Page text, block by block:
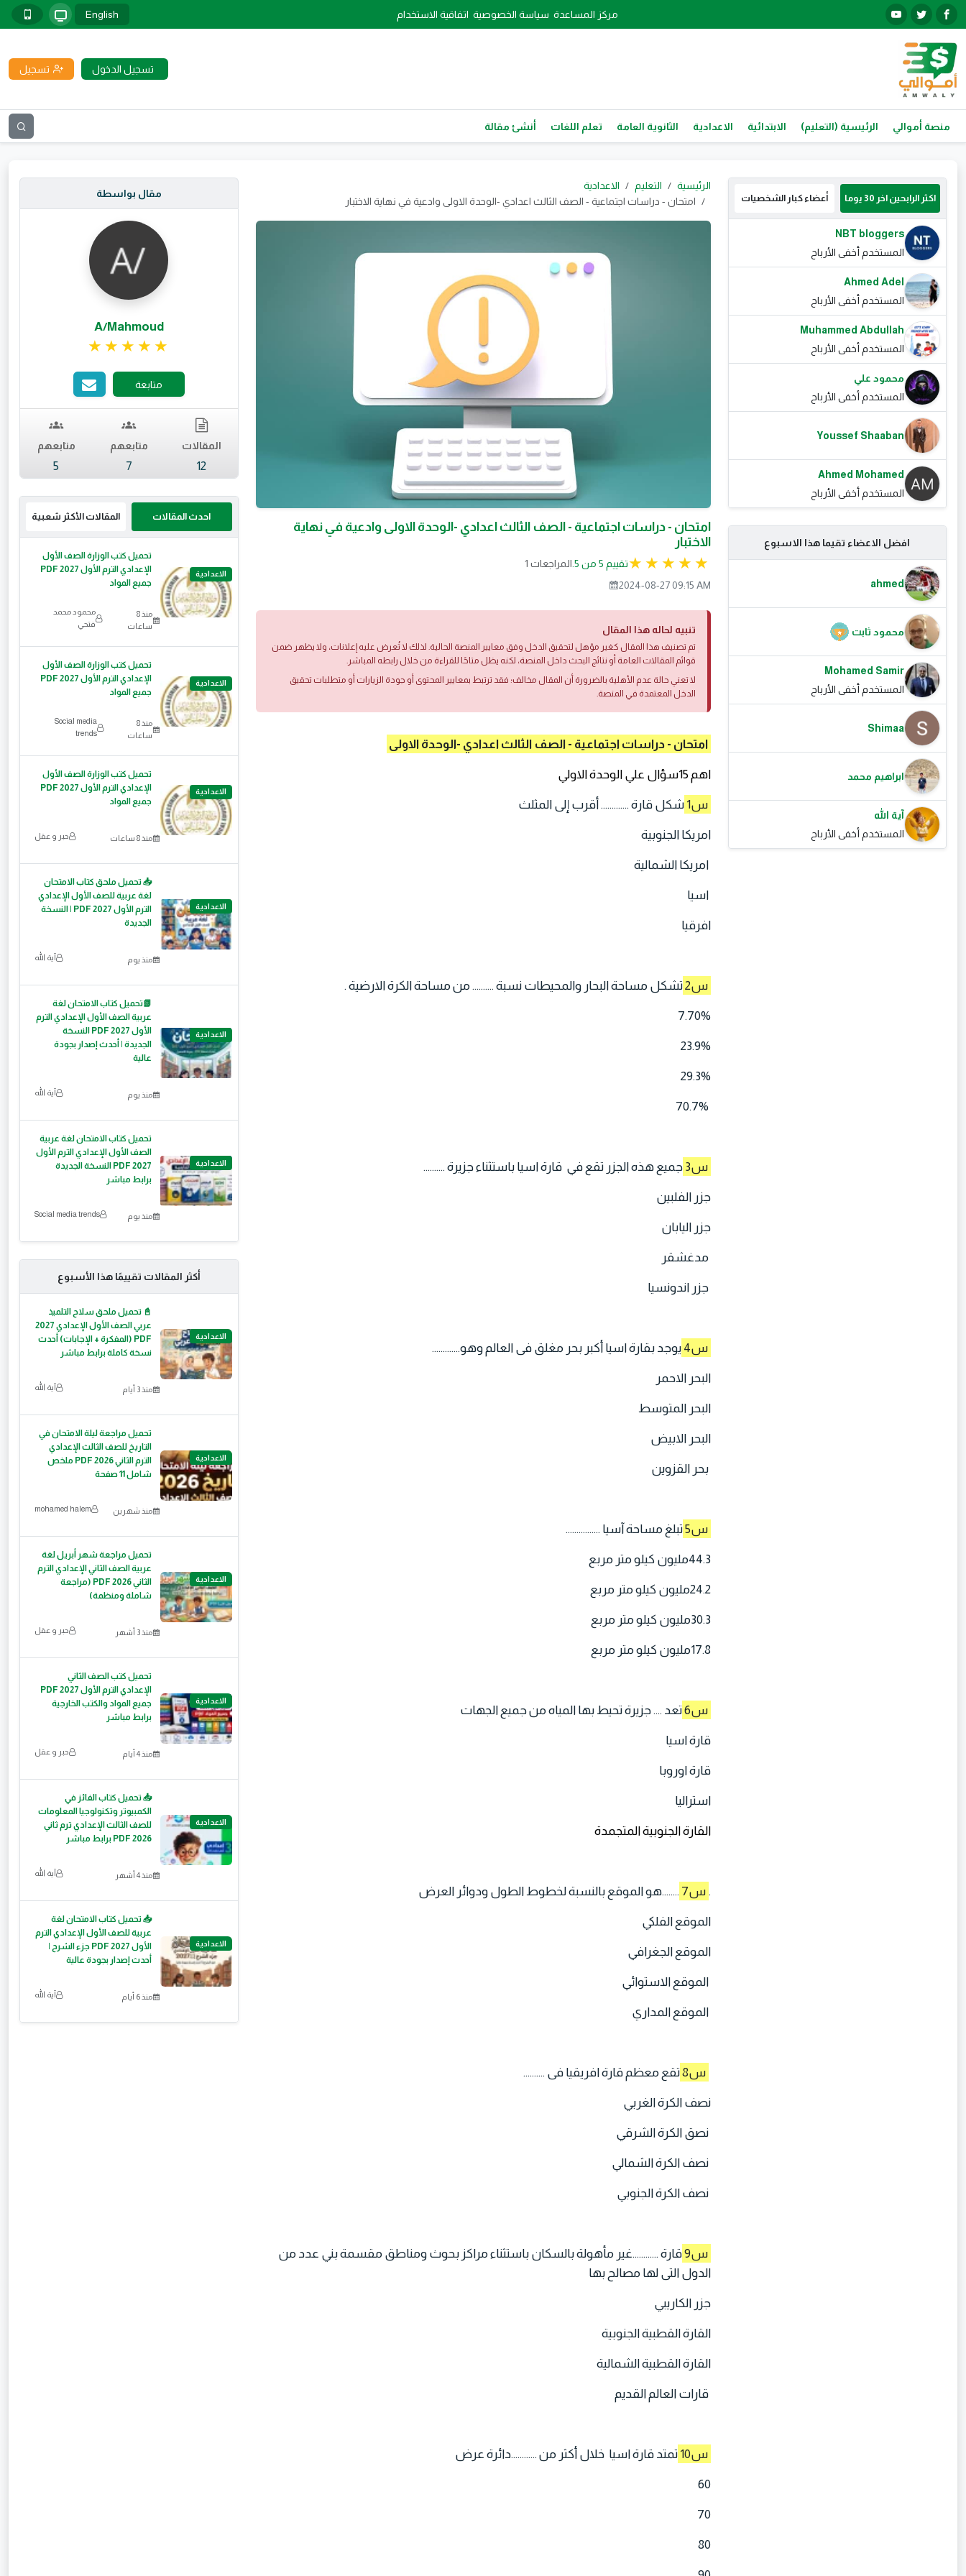
مركز المساعدة سياسة الخصوصية اتفاقية الاستخدام English
تسجيل الدخول تسجيل
منصة أموالي الرئيسية (التعليم) الابتدائية الاعدادية الثانوية العامة تعلم اللغات أنشئ مقالة
اكثر الرابحين اخر 30 يوما أعضاء كبار الشخصيات
NBT bloggers
المستخدم أخفى الأرباح
Ahmed Adel
المستخدم أخفى الأرباح
Muhammed Abdullah
المستخدم أخفى الأرباح
محمود علي
المستخدم أخفى الأرباح
Youssef Shaaban
Ahmed Mohamed
المستخدم أخفى الأرباح
افضل الاعضاء تقيما هذا الاسبوع
ahmed
محمود ثابت
Mohamed Samir
المستخدم أخفى الأرباح
Shimaa
ابراهيم محمد
آية الله
المستخدم أخفى الأرباح
الرئيسية التعليم
الاعدادية
امتحان - دراسات اجتماعية - الصف الثالث اعدادي -الوحدة الاولى وادعية في نهاية الاختبار
امتحان - دراسات اجتماعية - الصف الثالث اعدادي -الوحدة الاولى وادعية في نهاية
الاختبار
تقييم 5 من 5.
1 المراجعات
2024-08-27 09:15 AM
تنبيه لحاله هذا المقال
تم تصنيف هذا المقال كغير مؤهل لتحقيق الدخل وفق معايير المنصة الحالية. لذلك لا تُعرض عليه إعلانات، ولا يظهر ضمن
قوائم المقالات العامة أو نتائج البحث داخل المنصة، لكنه يظل متاحًا للقراءة من خلال رابطه المباشر.
لا تعني حالة عدم الأهلية بالضرورة أن المقال مخالف؛ فقد ترتبط بمعايير المحتوى أو جودة الزيارات أو متطلبات تحقيق
الدخل المعتمدة في المنصة.
امتحان - دراسات اجتماعية - الصف الثالث اعدادي -الوحدة الاولى
اهم 15سؤال علي الوحدة الاولي
س1 شكل قارة ............. أقرب إلى المثلث
امريكا الجنوبية
امريكا الشمالية
اسيا
افرقيا
س2 تشكل مساحة البحار والمحيطات نسبة .......... من مساحة الكرة الارضية .
7.70%
23.9%
29.3%
70.7%
س3 جميع هذه الجزر تقع في قارة اسيا باستثناء جزيرة ..........
جزر الفلبين
جزر اليابان
مدغشقر
جزر اندونسيا
س4 يوجد بقارة اسيا أكبر بحر مغلق فى العالم وهو.............
البحر الاحمر
البحر المتوسط
البحر الابيض
بحر القزوين
س5 تبلغ مساحة آسيا ................
44.3مليون كيلو متر مربع
24.2مليون كيلو متر مربع
30.3مليون كيلو متر مربع
17.8مليون كيلو متر مربع
س6 تعد .... جزيرة تحيط بها المياه من جميع الجهات
قارة اسيا
قارة اوروبا
استراليا
القارة الجنوبية المتجمدة
. س7 ........هو الموقع بالنسبة لخطوط الطول ودوائر العرض
الموقع الفلكي
الموقع الجغرافي
الموقع الاستوائي
الموقع المداري
س8 تقع معظم قارة افريقيا فى ..........
نصف الكرة الغربي
نصق الكرة الشرقي
نصف الكرة الشمالي
نصف الكرة الجنوبي
س9
قارة ............غير مأهولة بالسكان باستثناء مراكز بحوث ومناطق مقسمة بني عدد من
الدول التى لها مصالح بها
جزر الكاريبي
القارة القطبية الجنوبية
القارة القطبية الشمالية
قارات العالم القديم
س10 تمتد قارة اسيا خلال أكثر من ............دائرة عرض
60
70
80
مقال بواسطة
A/Mahmoud
تقييم 5 من 5.
متابعة
المقالات
12
متابعهم
7
متابعهم
5
احدث المقالات المقالات الأكثر شعبية
الاعدادية
تحميل كتب الوزارة الصف الأول
الإعدادي الترم الأول 2027 PDF
جميع المواد
منذ 8
ساعات
محمود محمد
فتحي
الاعدادية
تحميل كتب الوزارة الصف الأول
الإعدادي الترم الأول 2027 PDF
جميع المواد
منذ 8
ساعات
Social media
trends
الاعدادية
تحميل كتب الوزارة الصف الأول
الإعدادي الترم الأول 2027 PDF
جميع المواد
منذ 8 ساعات حبر و عقل
الاعدادية
📥 تحميل ملحق كتاب الامتحان
لغة عربية للصف الأول الإعدادي
الترم الأول 2027 PDF | النسخة
الجديدة
منذ يوم آية الله
الاعدادية
📗تحميل كتاب الامتحان لغة
عربية الصف الأول الإعدادي الترم
الأول 2027 PDF النسخة
الجديدة | أحدث إصدار بجودة
عالية
منذ يوم آية الله
الاعدادية
تحميل كتاب الامتحان لغة عربية
الصف الأول الإعدادي الترم الأول
2027 PDF النسخة الجديدة
برابط مباشر
منذ يوم Social media trends
أكثر المقالات تقييمًا هذا الأسبوع
الاعدادية
📓 تحميل ملحق سلاح التلميذ
عربي الصف الأول الإعدادي 2027
PDF (المفكرة + الإجابات) أحدث
نسخة كاملة برابط مباشر
منذ 3 أيام آية الله
الاعدادية
تحميل مراجعة ليلة الامتحان في
التاريخ للصف الثالث الإعدادي
الترم الثاني 2026 PDF ملخص
شامل 11 صفحة
منذ شهرين mohamed halem
الاعدادية
تحميل مراجعة شهر أبريل لغة
عربية الصف الثاني الإعدادي الترم
الثاني PDF 2026 (مراجعة
شاملة ومنظمة)
منذ 3 أشهر حبر و عقل
الاعدادية
تحميل كتب الصف الثاني
الإعدادي الترم الأول 2027 PDF
جميع المواد والكتب الخارجية
برابط مباشر
منذ 4 أيام حبر و عقل
الاعدادية
📥 تحميل كتاب الفائز في
الكمبيوتر وتكنولوجيا المعلومات
للصف الثالث الإعدادي ترم ثاني
2026 PDF برابط مباشر
منذ 4 أشهر آية الله
الاعدادية
📥 تحميل كتاب الامتحان لغة
عربية للصف الأول الإعدادي الترم
الأول 2027 PDF جزء الشرح |
أحدث إصدار بجودة عالية
منذ 6 أيام آية الله